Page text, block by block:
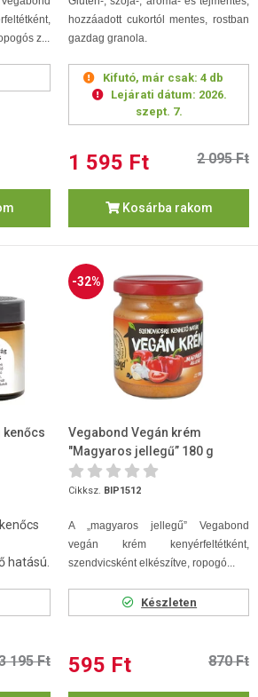
z...
hozzáadott cukortól mentes, rostban
gazdag granola.
Kifutó, már csak: 4 db
Lejárati dátum: 2026.
szept. 7.
1 595 Ft 2 095 Ft
Kosárba rakom
kenőcs
hatású.
195 Ft
-32%
Vegabond Vegán krém
"Magyaros jellegű” 180 g
Cikksz. BIP1512
A „magyaros jellegű” Vegabond
vegán krém kenyérfeltétként,
szendvicsként elkészítve, ropogó...
Készleten
595 Ft 870 Ft